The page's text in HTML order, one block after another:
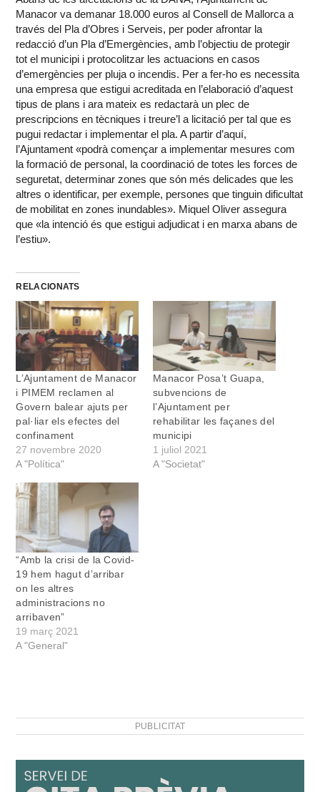
Manacor va demanar 18.000 euros al Consell de Mallorca a
través del Pla d’Obres i Serveis, per poder afrontar la
redacció d’un Pla d’Emergències, amb l’objectiu de protegir
tot el municipi i protocolitzar les actuacions en casos
d’emergències per pluja o incendis. Per a fer-ho es necessita
una empresa que estigui acreditada en l’elaboració d’aquest
tipus de plans i ara mateix es redactarà un plec de
prescripcions en tècniques i treure’l a licitació per tal que es
pugui redactar i implementar el pla. A partir d’aquí,
l’Ajuntament «podrà començar a implementar mesures com
la formació de personal, la coordinació de totes les forces de
seguretat, determinar zones que són més delicades que les
altres o identificar, per exemple, persones que tinguin dificultat
de mobilitat en zones inundables». Miquel Oliver assegura
que «la intenció és que estigui adjudicat i en marxa abans de
l’estiu».
RELACIONATS
L’Ajuntament de Manacor
i PIMEM reclamen al
Govern balear ajuts per
pal·liar els efectes del
confinament
27 novembre 2020
A "Política"
Manacor Posa’t Guapa,
subvencions de
l’Ajuntament per
rehabilitar les façanes del
municipi
1 juliol 2021
A "Societat"
“Amb la crisi de la Covid-
19 hem hagut d’arribar
on les altres
administracions no
arribaven”
19 març 2021
A "General"
PUBLICITAT